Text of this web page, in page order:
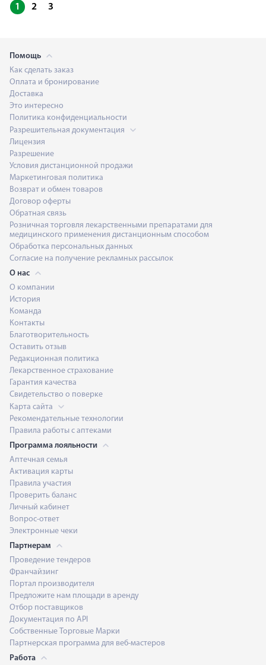
1 2 3
Помощь
Как сделать заказ
Оплата и бронирование
Доставка
Это интересно
Политика конфиденциальности
Разрешительная документация
Лицензия
Разрешение
Условия дистанционной продажи
Маркетинговая политика
Возврат и обмен товаров
Договор оферты
Обратная связь
Розничная торговля лекарственными препаратами для
медицинского применения дистанционным способом
Обработка персональных данных
Согласие на получение рекламных рассылок
О нас
О компании
История
Команда
Контакты
Благотворительность
Оставить отзыв
Редакционная политика
Лекарственное страхование
Гарантия качества
Свидетельство о поверке
Карта сайта
Рекомендательные технологии
Правила работы с аптеками
Программа лояльности
Аптечная семья
Активация карты
Правила участия
Проверить баланс
Личный кабинет
Вопрос-ответ
Электронные чеки
Партнерам
Проведение тендеров
Франчайзинг
Портал производителя
Предложите нам площади в аренду
Отбор поставщиков
Документация по API
Собственные Торговые Марки
Партнерская программа для веб-мастеров
Работа